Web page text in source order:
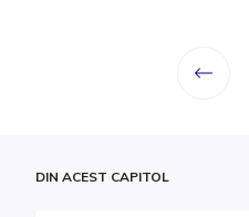
DIN ACEST CAPITOL